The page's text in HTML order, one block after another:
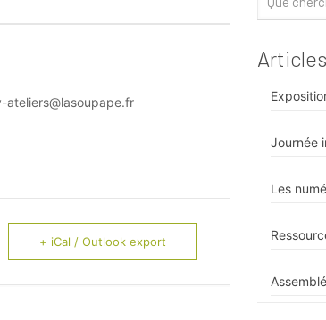
ateliers@lasoupape.fr
+ iCal / Outlook export
Journée
Les